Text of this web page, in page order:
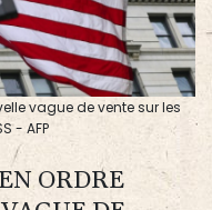
vague de vente sur les
- AFP
ORDRE